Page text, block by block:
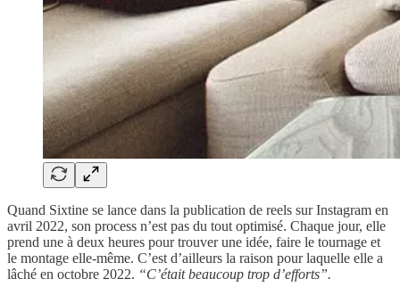
Quand Sixtine se lance dans la publication de reels sur Instagram en
avril 2022, son process n’est pas du tout optimisé. Chaque jour, elle
prend une à deux heures pour trouver une idée, faire le tournage et
le montage elle-même. C’est d’ailleurs la raison pour laquelle elle a
lâché en octobre 2022. “C’était beaucoup trop d’efforts”.